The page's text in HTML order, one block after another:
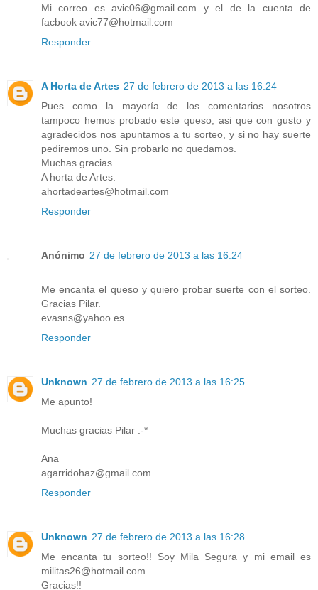
Mi correo es avic06@gmail.com y el de la cuenta de
facbook avic77@hotmail.com
Responder
A Horta de Artes 27 de febrero de 2013 a las 16:24
Pues como la mayoría de los comentarios nosotros
tampoco hemos probado este queso, asi que con gusto y
agradecidos nos apuntamos a tu sorteo, y si no hay suerte
pediremos uno. Sin probarlo no quedamos.
Muchas gracias.
A horta de Artes.
ahortadeartes@hotmail.com
Responder
Anónimo 27 de febrero de 2013 a las 16:24
Me encanta el queso y quiero probar suerte con el sorteo.
Gracias Pilar.
evasns@yahoo.es
Responder
Unknown 27 de febrero de 2013 a las 16:25
Me apunto!
Muchas gracias Pilar :-*
Ana
agarridohaz@gmail.com
Responder
Unknown 27 de febrero de 2013 a las 16:28
Me encanta tu sorteo!! Soy Mila Segura y mi email es
militas26@hotmail.com
Gracias!!